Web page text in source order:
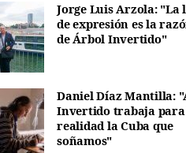
Jorge Luis Arzola: "La
de expresión es la
de Árbol Invertido"
Daniel Díaz Mantilla:
Invertido trabaja
realidad la Cuba que
soñamos"